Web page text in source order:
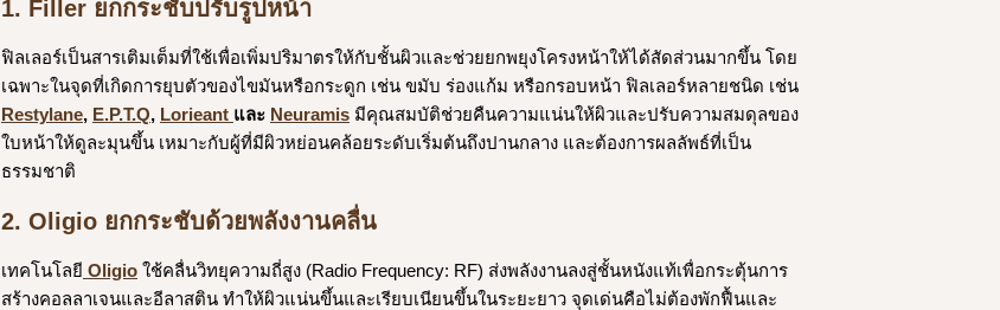
1. Filler ยกกระชับปรับรูปหน้า
ฟิลเลอร์เป็นสารเติมเต็มที่ใช้เพื่อเพิ่มปริมาตรให้กับชั้นผิวและช่วยยกพยุงโครงหน้าให้ได้สัดส่วนมากขึ้น โดย
เฉพาะในจุดที่เกิดการยุบตัวของไขมันหรือกระดูก เช่น ขมับ ร่องแก้ม หรือกรอบหน้า ฟิลเลอร์หลายชนิด เช่น
Restylane, E.P.T.Q, Lorieant และ Neuramisมีคุณสมบัติช่วยคืนความแน่นให้ผิวและปรับความสมดุลของ
ใบหน้าให้ดูละมุนขึ้น เหมาะกับผู้ที่มีผิวหย่อนคล้อยระดับเริ่มต้นถึงปานกลาง และต้องการผลลัพธ์ที่เป็น
ธรรมชาติ
2. Oligio ยกกระชับด้วยพลังงานคลื่น
เทคโนโลยี Oligioใช้คลื่นวิทยุความถี่สูง (Radio Frequency: RF) ส่งพลังงานลงสู่ชั้นหนังแท้เพื่อกระตุ้นการ
สร้างคอลลาเจนและอีลาสติน ทำให้ผิวแน่นขึ้นและเรียบเนียนขึ้นในระยะยาว จุดเด่นคือไม่ต้องพักฟื้นและ